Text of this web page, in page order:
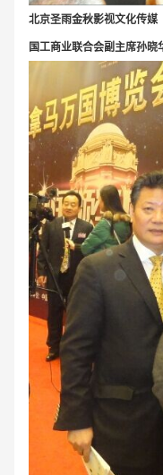
北京圣雨金秋影视文化传媒
国工商业联合会副主席孙晓